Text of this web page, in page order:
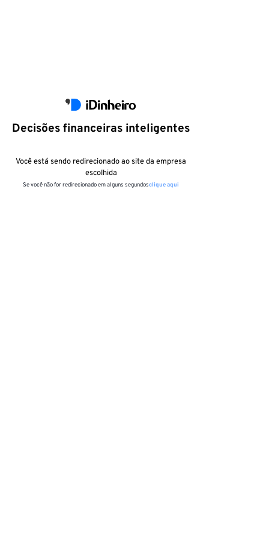
Decisões financeiras inteligentes
Você está sendo redirecionado ao site da empresa
escolhida
Se você não for redirecionado em alguns segundosclique aqui